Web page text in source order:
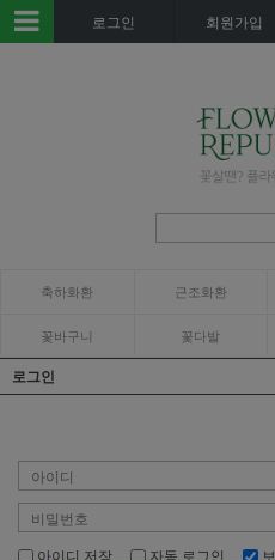
로그인 회원가입
축하화환 근조화환
꽃바구니 꽃다발
로그인
아이디 저장 자동 로그인